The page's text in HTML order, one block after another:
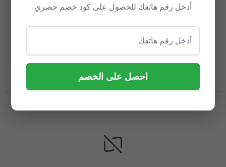
تفاصيل المنتج تقييمات المنتج
أدخل رقم هاتفك للحصول على كود خصم حصري
احصل على الخصم